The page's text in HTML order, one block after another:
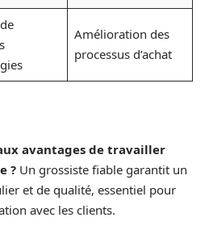
Amélioration des
processus d’achat
avantages de travailler
? Un grossiste fiable garantit un
et de qualité, essentiel pour
avec les clients.